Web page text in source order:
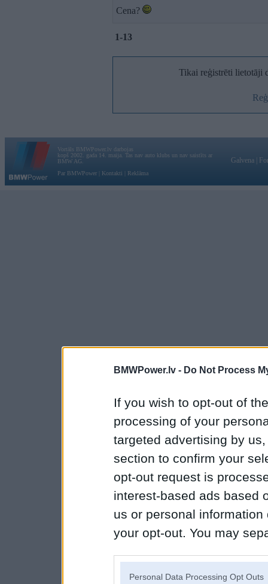
BMWPower.lv - Do Not Process
If you wish to opt-out of
processing of your
targeted advertising by
section to confirm your
opt-out request is
interest-based ads based
us or personal
your opt-out. You may
Personal Data Processing Opt Outs
Cena?
1-13
Tikai reģistrēti lietotāji
Vortāls BMWPower.lv darbojas
kopš 2002. gada 14. maija. Tas nav auto klubs un nav saistīts ar
BMW AG.
Par BMWPower
Kontakti Reklāma
Galvena